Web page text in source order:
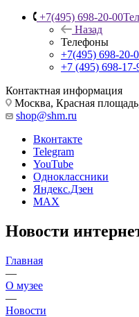
+7(495) 698-20-00
Назад
Телефоны
+7(495) 698-20-
+7 (495) 698-17-
Контактная информация
Москва, Красная
shop@shm.ru
Вконтакте
Telegram
YouTube
Одноклассники
Яндекс.Дзен
MAX
Новости
Главная
—
О музее
—
Новости